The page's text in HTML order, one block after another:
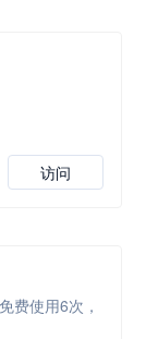
访问
费使用6次，